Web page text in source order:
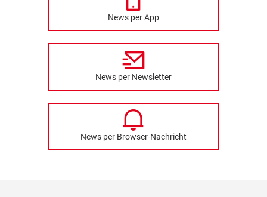
News per App
News per Newsletter
News per Browser-Nachricht